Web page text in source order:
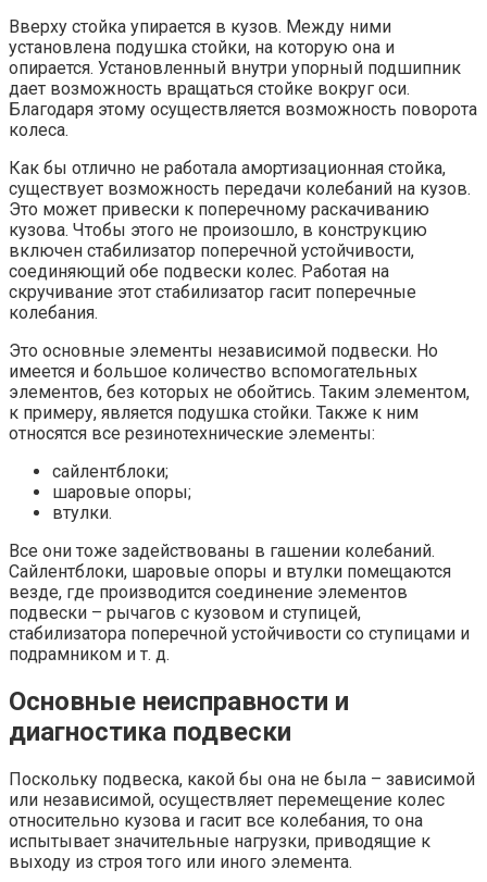
Вверху стойка упирается в кузов. Между ними
установлена подушка стойки, на которую она и
опирается. Установленный внутри упорный подшипник
дает возможность вращаться стойке вокруг оси.
Благодаря этому осуществляется возможность поворота
колеса.
Как бы отлично не работала амортизационная стойка,
существует возможность передачи колебаний на кузов.
Это может привески к поперечному раскачиванию
кузова. Чтобы этого не произошло, в конструкцию
включен стабилизатор поперечной устойчивости,
соединяющий обе подвески колес. Работая на
скручивание этот стабилизатор гасит поперечные
колебания.
Это основные элементы независимой подвески. Но
имеется и большое количество вспомогательных
элементов, без которых не обойтись. Таким элементом,
к примеру, является подушка стойки. Также к ним
относятся все резинотехнические элементы:
сайлентблоки;
шаровые опоры;
втулки.
Все они тоже задействованы в гашении колебаний.
Сайлентблоки, шаровые опоры и втулки помещаются
везде, где производится соединение элементов
подвески – рычагов с кузовом и ступицей,
стабилизатора поперечной устойчивости со ступицами и
подрамником и т. д.
Основные неисправности и
диагностика подвески
Поскольку подвеска, какой бы она не была – зависимой
или независимой, осуществляет перемещение колес
относительно кузова и гасит все колебания, то она
испытывает значительные нагрузки, приводящие к
выходу из строя того или иного элемента.